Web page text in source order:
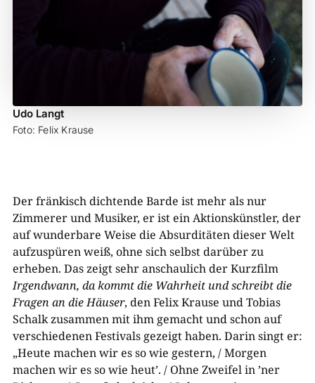
Udo Langt
Foto: Felix Krause
Der fränkisch dichtende Barde ist mehr als nur
Zimmerer und Musiker, er ist ein Aktionskünstler, der
auf wunderbare Weise die Absurditäten dieser Welt
aufzuspüren weiß, ohne sich selbst darüber zu
erheben. Das zeigt sehr anschaulich der Kurzfilm
Irgendwann, da kommt die Wahrheit und schreibt die
Fragen an die Häuser, den Felix Krause und Tobias
Schalk zusammen mit ihm gemacht und schon auf
verschiedenen Festivals gezeigt haben. Darin singt er:
„Heute machen wir es so wie gestern, / Morgen
machen wir es so wie heut’. / Ohne Zweifel in ’ner